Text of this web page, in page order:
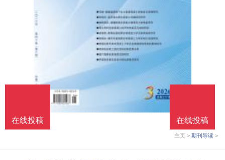
主页 > 期刊导读 >
在线投稿
在线投稿 在线投稿
在线投稿